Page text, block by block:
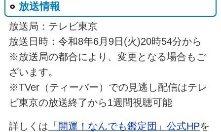
放送情報
放送局：テレビ東京
放送日時：令和8年6月9日(火)20時54分から
※放送局の都合により、変更となる場合もご
ざいます。
※TVer（ティーバー）での見逃し配信はテレ
ビ東京の放送終了から1週間視聴可能
詳しくは 「開運！なんでも鑑定団」公式HPを